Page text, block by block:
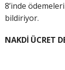
8’inde
bildiriyor.
NAKDİ ÜCRET